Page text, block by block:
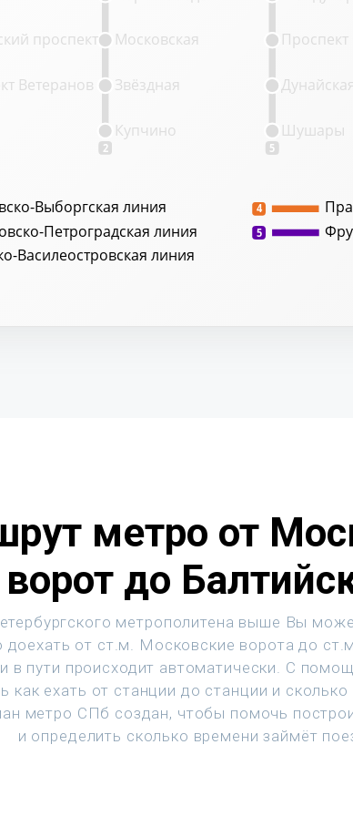
Выборгская линия
Петроградская линия
Василеостровская линия
4
5
2 5
Ветеранов
проспект
Купчино
Звёздная
Московская
Дунайская
Шушары
метро от
ворот до
метрополитена выше Вы
доехать от ст.м. Московские ворота до
в пути происходит автоматически. С
как ехать от станции до станции и
метро СПб создан, чтобы помочь
и определить сколько времени займёт